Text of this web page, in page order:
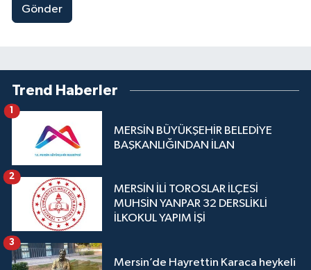
Gönder
Trend Haberler
MERSİN BÜYÜKŞEHİR BELEDİYE
BAŞKANLIĞINDAN İLAN
1
MERSİN İLİ TOROSLAR İLÇESİ
MUHSİN YANPAR 32 DERSLİKLİ
İLKOKUL YAPIM İŞİ
2
Mersin’de Hayrettin Karaca heykeli
3